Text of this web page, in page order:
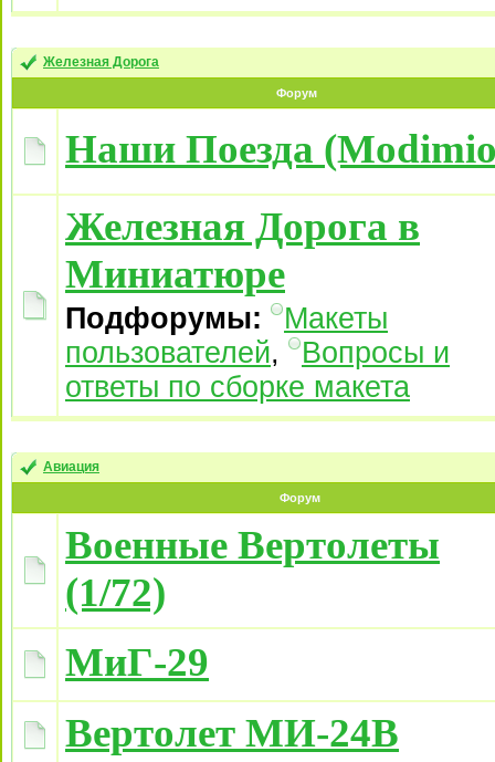
Железная Дорога
Форум
Наши Поезда
Железная Дорога в
Миниатюре
Подфорумы:
Макеты
пользователей,
Вопросы и
ответы по сборке макета
Авиация
Форум
Военные Вертолеты
(1/72)
МиГ-29
Вертолет МИ-24В